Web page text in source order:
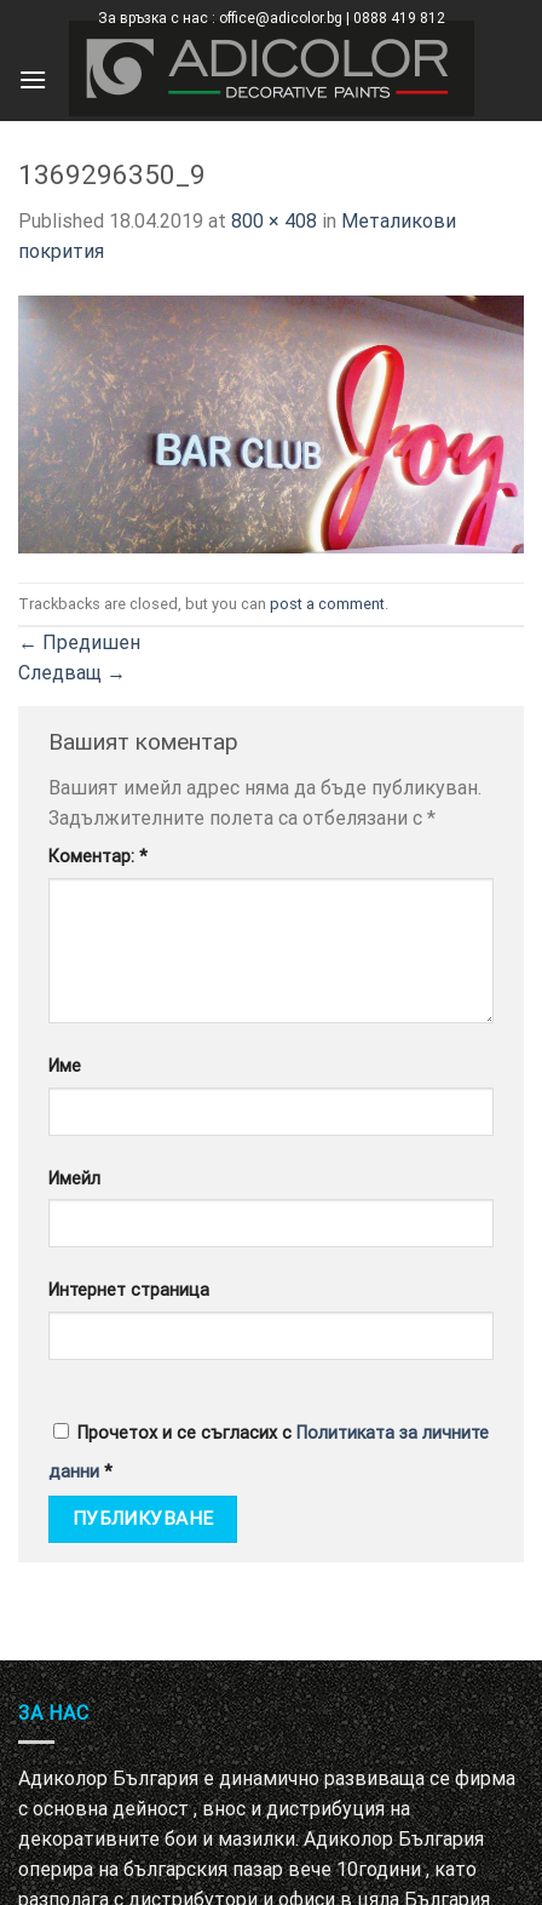
content
За връзка с нас : office@adicolor.bg | 0888 419 812
1369296350_9
Published 18.04.2019 at 800 × 408 in Металикови
покрития
Trackbacks are closed, but you can post a comment
← Предишен
Следващ →
Вашият коментар
Вашият имейл адрес няма да бъде публикуван.
Задължителните полета са отбелязани с *
Коментар: *
Име
Имейл
Интернет страница
Прочетох и се съгласих с Политиката за личните
данни *
ЗА НАС
Адиколор България е динамично развиваща се фирма
с основна дейност , внос и дистрибуция на
декоративните бои и мазилки. Адиколор България
оперира на българския пазар вече 10години , като
разполага с дистрибутори и офиси в цяла България.
×
САЙТ
ИЗПОЛЗВА
БИСКВИТКИ.
ПОВЕЧЕ
ИНФОРМАЦИЯ
МОЖЕТЕ
Google